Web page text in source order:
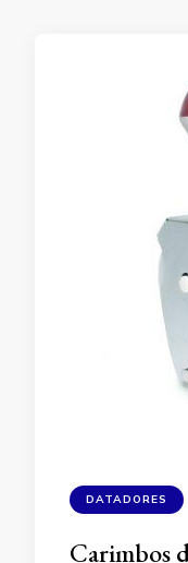
DATADORES
Carimbos